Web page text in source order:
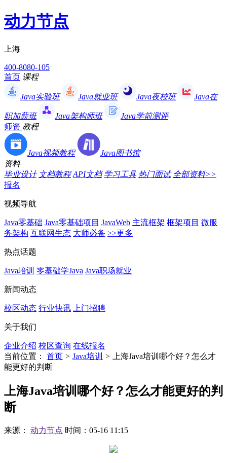
动力节点
上海
400-8080-105
首页 课程
Java实验班 Java就业班 Java夜校班 Java在
职加薪班 Java架构师班
Java学前测评
师资 教程
Java视频教程
Java图书馆
资料
毕业设计 文档教程 API文档 学习工具 热门面试 全部资料>>
报名
视频导航
Java零基础 Java零基础项目 JavaWeb 主流框架 框架项目 微服
务架构 互联网生态 大师必备 >>更多
热点话题
Java培训 零基础学Java Java职场就业
新闻动态
校区动态 行业快讯 上门招聘
关于我们
企业介绍 校区查询 在线报名
当前位置：
首页 > Java培训 >
上海Java培训哪个好？怎么才
能更好的判断
上海Java培训哪个好？怎么才能更好的判
断
来源： 动力节点 时间：05-16 11:15